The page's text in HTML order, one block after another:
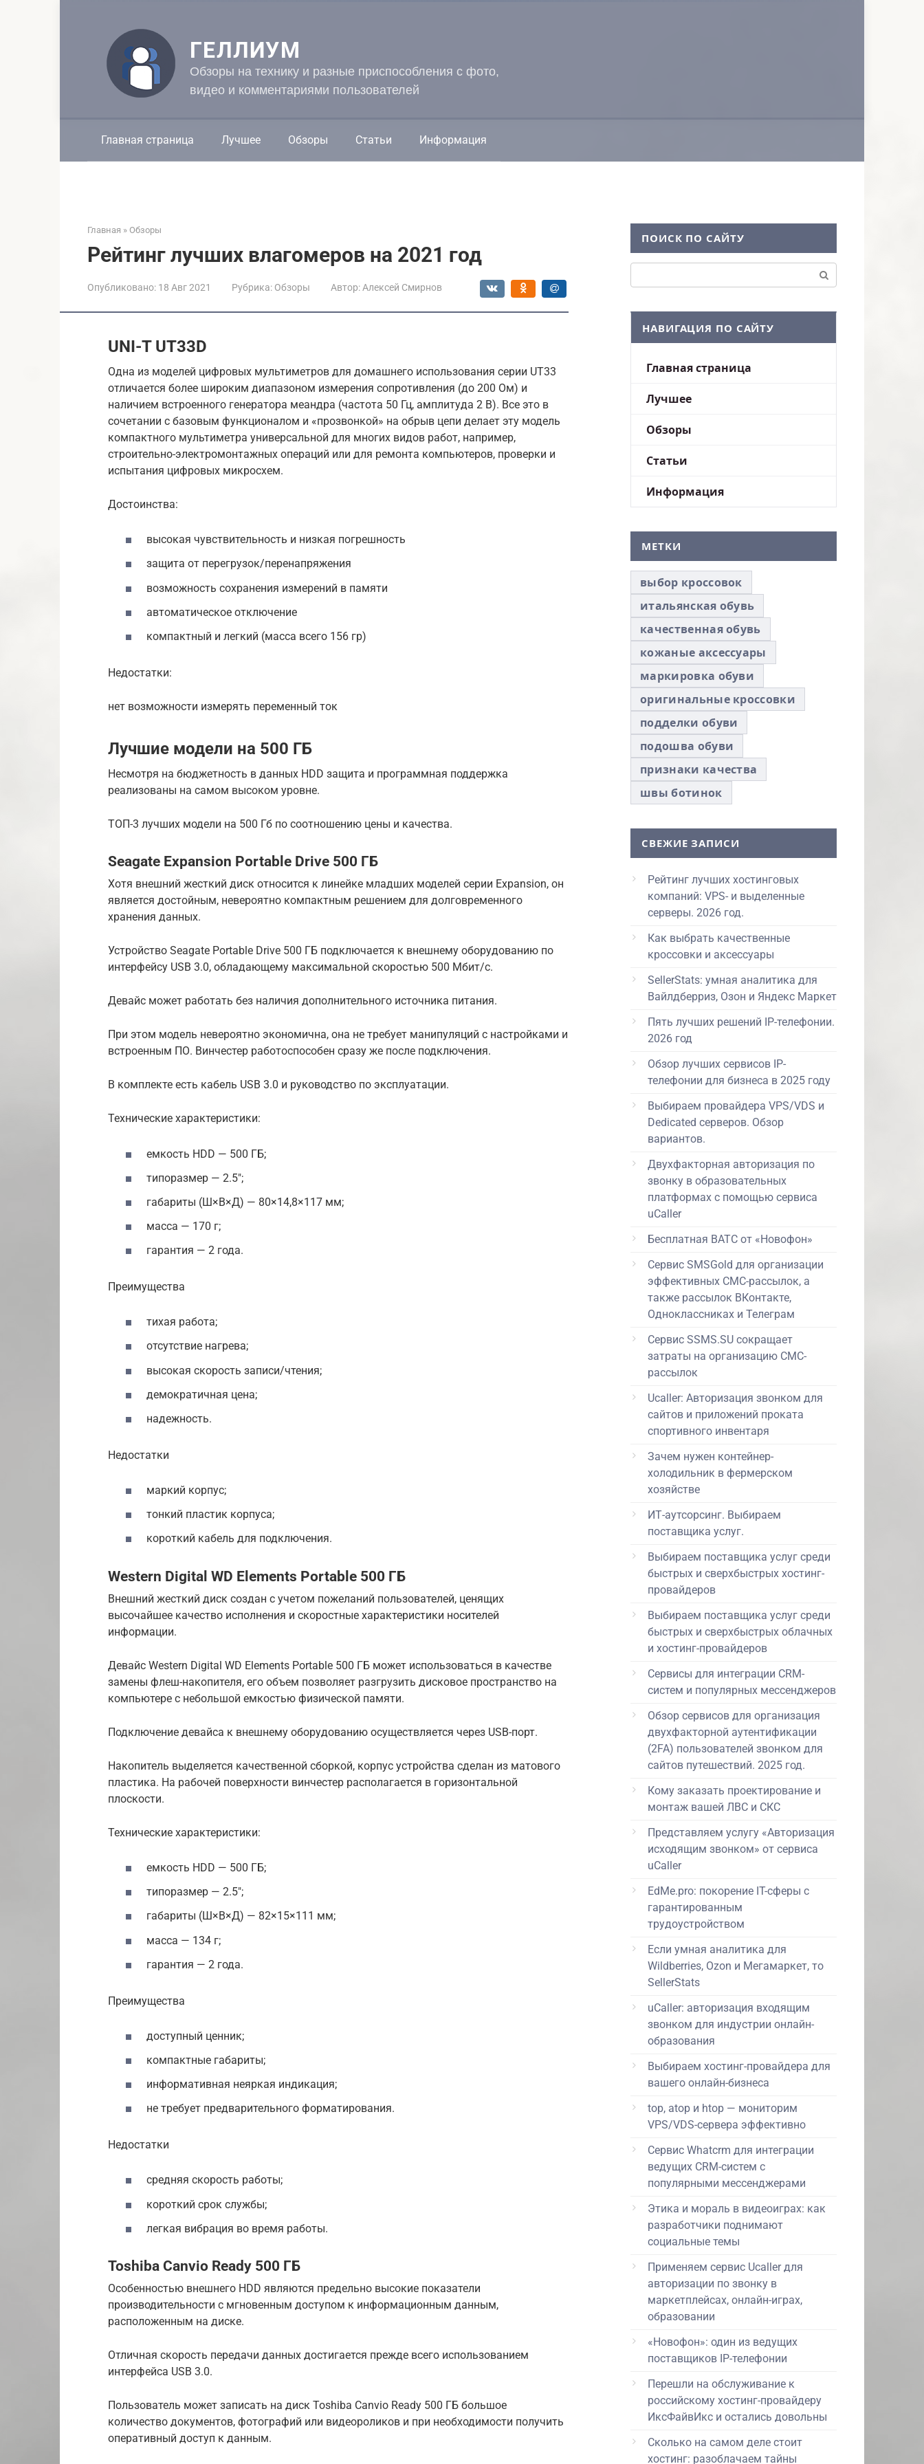
ГЕЛЛИУМ
Обзоры на технику и разные приспособления с фото,
видео и комментариями пользователей
Главная страница Лучшее Обзоры Статьи Информация
Главная » Обзоры
Рейтинг лучших влагомеров на 2021 год
Опубликовано: 18 Авг 2021 Рубрика: Обзоры Автор: Алексей Смирнов
UNI-T UT33D
Одна из моделей цифровых мультиметров для домашнего использования серии UT33
отличается более широким диапазоном измерения сопротивления (до 200 Ом) и
наличием встроенного генератора меандра (частота 50 Гц, амплитуда 2 В). Все это в
сочетании с базовым функционалом и «прозвонкой» на обрыв цепи делает эту модель
компактного мультиметра универсальной для многих видов работ, например,
строительно-электромонтажных операций или для ремонта компьютеров, проверки и
испытания цифровых микросхем.
Достоинства:
высокая чувствительность и низкая погрешность
защита от перегрузок/перенапряжения
возможность сохранения измерений в памяти
автоматическое отключение
компактный и легкий (масса всего 156 гр)
Недостатки:
нет возможности измерять переменный ток
Лучшие модели на 500 ГБ
Несмотря на бюджетность в данных HDD защита и программная поддержка
реализованы на самом высоком уровне.
ТОП-3 лучших модели на 500 Гб по соотношению цены и качества.
Seagate Expansion Portable Drive 500 ГБ
Хотя внешний жесткий диск относится к линейке младших моделей серии Expansion, он
является достойным, невероятно компактным решением для долговременного
хранения данных.
Устройство Seagate Portable Drive 500 ГБ подключается к внешнему оборудованию по
интерфейсу USB 3.0, обладающему максимальной скоростью 500 Мбит/с.
Девайс может работать без наличия дополнительного источника питания.
При этом модель невероятно экономична, она не требует манипуляций с настройками и
встроенным ПО. Винчестер работоспособен сразу же после подключения.
В комплекте есть кабель USB 3.0 и руководство по эксплуатации.
Технические характеристики:
емкость HDD — 500 ГБ;
типоразмер — 2.5″;
габариты (Ш×В×Д) — 80×14,8×117 мм;
масса — 170 г;
гарантия — 2 года.
Преимущества
тихая работа;
отсутствие нагрева;
высокая скорость записи/чтения;
демократичная цена;
надежность.
Недостатки
маркий корпус;
тонкий пластик корпуса;
короткий кабель для подключения.
Western Digital WD Elements Portable 500 ГБ
Внешний жесткий диск создан с учетом пожеланий пользователей, ценящих
высочайшее качество исполнения и скоростные характеристики носителей
информации.
Девайс Western Digital WD Elements Portable 500 ГБ может использоваться в качестве
замены флеш-накопителя, его объем позволяет разгрузить дисковое пространство на
компьютере с небольшой емкостью физической памяти.
Подключение девайса к внешнему оборудованию осуществляется через USB-порт.
Накопитель выделяется качественной сборкой, корпус устройства сделан из матового
пластика. На рабочей поверхности винчестер располагается в горизонтальной
плоскости.
Технические характеристики:
емкость HDD — 500 ГБ;
типоразмер — 2.5″;
габариты (Ш×В×Д) — 82×15×111 мм;
масса — 134 г;
гарантия — 2 года.
Преимущества
доступный ценник;
компактные габариты;
информативная неяркая индикация;
не требует предварительного форматирования.
Недостатки
средняя скорость работы;
короткий срок службы;
легкая вибрация во время работы.
Toshiba Canvio Ready 500 ГБ
Особенностью внешнего HDD являются предельно высокие показатели
производительности с мгновенным доступом к информационным данным,
расположенным на диске.
Отличная скорость передачи данных достигается прежде всего использованием
интерфейса USB 3.0.
Пользователь может записать на диск Toshiba Canvio Ready 500 ГБ большое
количество документов, фотографий или видеороликов и при необходимости получить
оперативный доступ к данным.
ПОИСК ПО САЙТУ
НАВИГАЦИЯ ПО САЙТУ
Главная страница
Лучшее
Обзоры
Статьи
Информация
МЕТКИ
выбор кроссовок
итальянская обувь
качественная обувь
кожаные аксессуары
маркировка обуви
оригинальные кроссовки
подделки обуви
подошва обуви
признаки качества
швы ботинок
СВЕЖИЕ ЗАПИСИ
Рейтинг лучших хостинговых
компаний: VPS- и выделенные
серверы. 2026 год.
Как выбрать качественные
кроссовки и аксессуары
SellerStats: умная аналитика для
Вайлдберриз, Озон и Яндекс Маркет
Пять лучших решений IP-телефонии.
2026 год
Обзор лучших сервисов IP-
телефонии для бизнеса в 2025 году
Выбираем провайдера VPS/VDS и
Dedicated серверов. Обзор
вариантов.
Двухфакторная авторизация по
звонку в образовательных
платформах с помощью сервиса
uCaller
Бесплатная ВАТС от «Новофон»
Сервис SMSGold для организации
эффективных СМС-рассылок, а
также рассылок ВКонтакте,
Одноклассниках и Телеграм
Сервис SSMS.SU сокращает
затраты на организацию СМС-
рассылок
Ucaller: Авторизация звонком для
сайтов и приложений проката
спортивного инвентаря
Зачем нужен контейнер-
холодильник в фермерском
хозяйстве
ИТ-аутсорсинг. Выбираем
поставщика услуг.
Выбираем поставщика услуг среди
быстрых и сверхбыстрых хостинг-
провайдеров
Выбираем поставщика услуг среди
быстрых и сверхбыстрых облачных
и хостинг-провайдеров
Сервисы для интеграции CRM-
систем и популярных мессенджеров
Обзор сервисов для организация
двухфакторной аутентификации
(2FA) пользователей звонком для
сайтов путешествий. 2025 год.
Кому заказать проектирование и
монтаж вашей ЛВС и СКС
Представляем услугу «Авторизация
исходящим звонком» от сервиса
uCaller
EdMe.pro: покорение IT-сферы с
гарантированным
трудоустройством
Если умная аналитика для
Wildberries, Ozon и Мегамаркет, то
SellerStats
uCaller: авторизация входящим
звонком для индустрии онлайн-
образования
Выбираем хостинг-провайдера для
вашего онлайн-бизнеса
top, atop и htop — мониторим
VPS/VDS-сервера эффективно
Сервис Whatcrm для интеграции
ведущих CRM-систем с
популярными мессенджерами
Этика и мораль в видеоиграх: как
разработчики поднимают
социальные темы
Применяем сервис Ucaller для
авторизации по звонку в
маркетплейсах, онлайн-играх,
образовании
«Новофон»: один из ведущих
поставщиков IP-телефонии
Перешли на обслуживание к
российскому хостинг-провайдеру
ИксФайвИкс и остались довольны
Сколько на самом деле стоит
хостинг: разоблачаем тайны